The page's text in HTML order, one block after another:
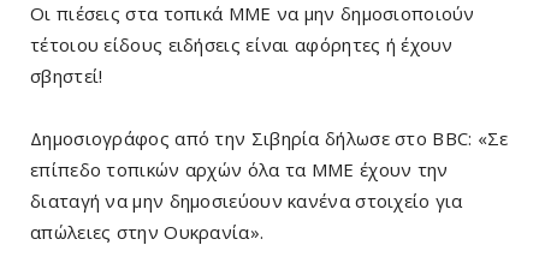
Οι πιέσεις στα τοπικά ΜΜΕ να μην δημοσιοποιούν
τέτοιου είδους ειδήσεις είναι αφόρητες ή έχουν
σβηστεί!
Δημοσιογράφος από την Σιβηρία δήλωσε στο BBC: «Σε
επίπεδο τοπικών αρχών όλα τα ΜΜΕ έχουν την
διαταγή να μην δημοσιεύουν κανένα στοιχείο για
απώλειες στην Ουκρανία».